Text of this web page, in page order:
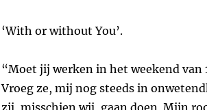
‘With or without You’.
“Moet jij werken in het weekend van
Vroeg ze, mij nog steeds in
zij, misschien wij, gaan doen. Mijn